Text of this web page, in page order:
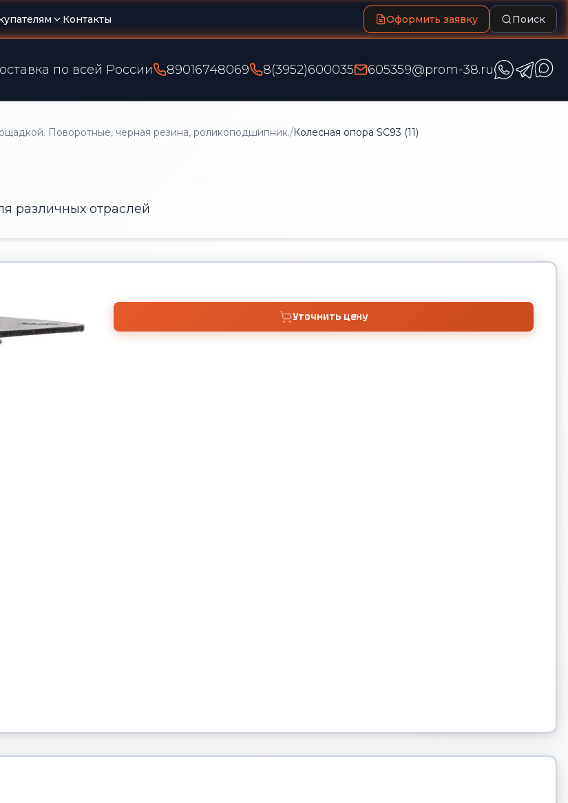
Контакты Оформить заявку Поиск
по всей России 89016748069 8(3952)600035 605359@prom-38.ru
Поворотные, черная резина, роликоподшипник./Колесная опора SC93 (11)
различных отраслей
Уточнить цену